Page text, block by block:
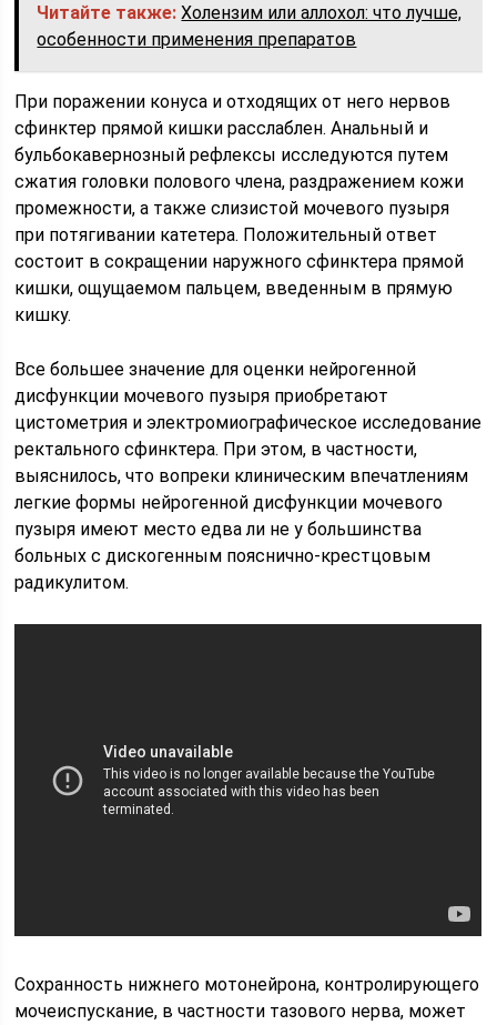
Читайте также: Холензим или аллохол: что лучше,
особенности применения препаратов
При поражении конуса и отходящих от него нервов
сфинктер прямой кишки расслаблен. Анальный и
бульбокавернозный рефлексы исследуются путем
сжатия головки полового члена, раздраже­нием кожи
промежности, а также слизистой мочевого пузыря
при потягивании катетера. Положительный ответ
состоит в сокращении наружного сфинктера прямой
кишки, ощущаемом пальцем, введенным в прямую
кишку.
Все большее значение для оценки нейрогенной
дисфункции мочевого пузыря приобре­тают
цистометрия и электромиографическое исследование
ректального сфин­ктера. При этом, в частности,
выяснилось, что вопреки клиническим впе­чатлениям
легкие формы нейрогенной дисфункции мочевого
пузыря имеют место едва ли не у большинства
больных с дискогенным пояснично-крестцо­вым
радикулитом.
Сохранность нижнего мотонейрона, контролирующего
мочеиспускание, в частности тазового нерва, может